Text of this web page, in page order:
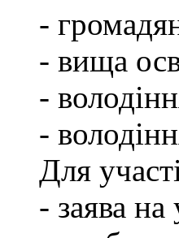
-
- вища
-
-
Для
- заява на